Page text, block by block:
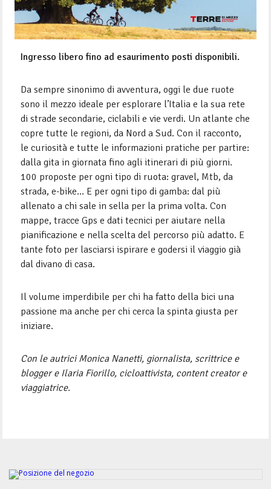
Ingresso libero fino ad esaurimento posti disponibili.
Da sempre sinonimo di avventura, oggi le due ruote
sono il mezzo ideale per esplorare l’Italia e la sua rete
di strade secondarie, ciclabili e vie verdi. Un atlante che
copre tutte le regioni, da Nord a Sud. Con il racconto,
le curiosità e tutte le informazioni pratiche per partire:
dalla gita in giornata fino agli itinerari di più giorni.
100 proposte per ogni tipo di ruota: gravel, Mtb, da
strada, e-bike… E per ogni tipo di gamba: dal più
allenato a chi sale in sella per la prima volta. Con
mappe, tracce Gps e dati tecnici per aiutare nella
pianificazione e nella scelta del percorso più adatto. E
tante foto per lasciarsi ispirare e godersi il viaggio già
dal divano di casa.
Il volume imperdibile per chi ha fatto della bici una
passione ma anche per chi cerca la spinta giusta per
iniziare.
Con le autrici Monica Nanetti, giornalista, scrittrice e
blogger e Ilaria Fiorillo, cicloattivista, content creator e
viaggiatrice.